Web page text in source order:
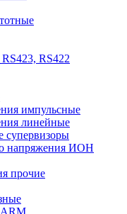
RS422
импульсные
линейные
супервизоры
напряжения ИОН
прочие